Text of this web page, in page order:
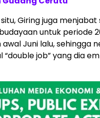
Giring juga menjabat
untuk periode
Juni lalu, sehingga
“double job” yang dia